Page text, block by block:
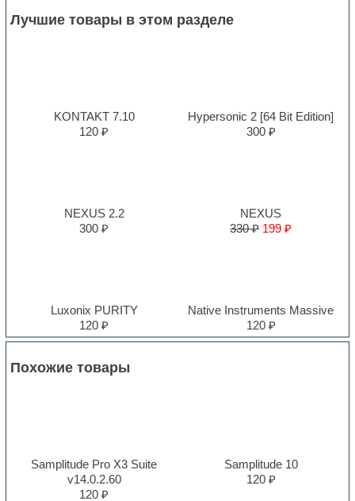
Лучшие товары в этом разделе
KONTAKT 7.10
120 ₽
Hypersonic 2 [64 Bit Edition]
300 ₽
NEXUS 2.2
300 ₽
NEXUS
330 ₽ 199 ₽
Luxonix PURITY
120 ₽
Native Instruments Massive
120 ₽
Похожие товары
Samplitude Pro X3 Suite
v14.0.2.60
120 ₽
Samplitude 10
120 ₽